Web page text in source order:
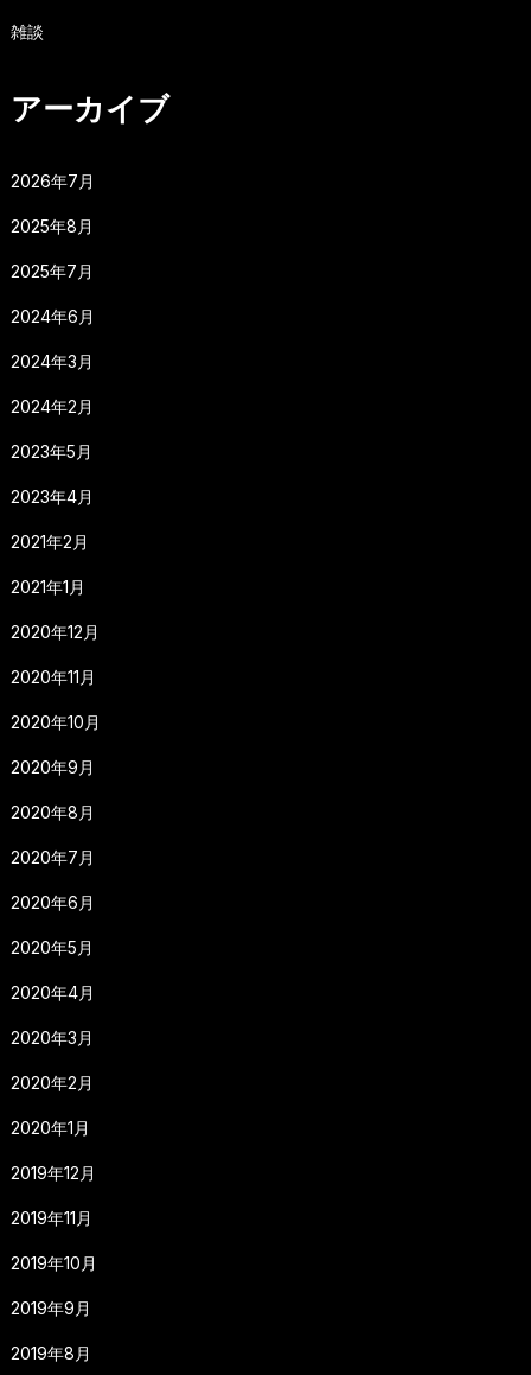
雑談
アーカイブ
2026年7月
2025年8月
2025年7月
2024年6月
2024年3月
2024年2月
2023年5月
2023年4月
2021年2月
2021年1月
2020年12月
2020年11月
2020年10月
2020年9月
2020年8月
2020年7月
2020年6月
2020年5月
2020年4月
2020年3月
2020年2月
2020年1月
2019年12月
2019年11月
2019年10月
2019年9月
2019年8月